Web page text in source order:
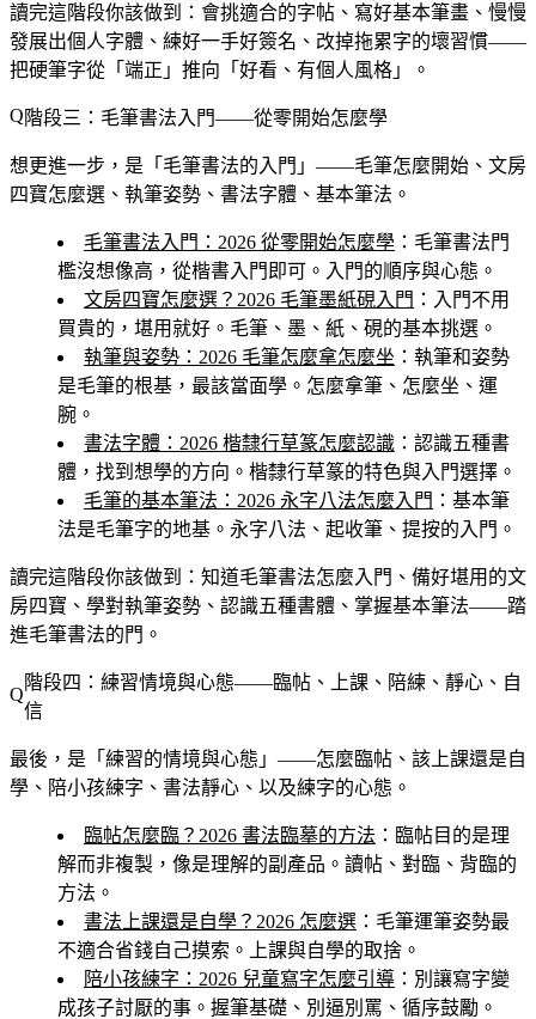
讀完這階段你該做到 ：會挑適合的字帖、寫好基本筆畫、慢慢
發展出個人字體、練好一手好簽名、改掉拖累字的壞習慣——
把硬筆字從「端正」推向「好看、有個人風格」。
階段三：毛筆書法入門——從零開始怎麼學
想更進一步，是「毛筆書法的入門」——毛筆怎麼開始、文房
四寶怎麼選、執筆姿勢、書法字體、基本筆法。
毛筆書法入門：2026 從零開始怎麼學 ：毛筆書法門
檻沒想像高，從楷書入門即可。入門的順序與心態。
文房四寶怎麼選？2026 毛筆墨紙硯入門 ：入門不用
買貴的，堪用就好。毛筆、墨、紙、硯的基本挑選。
執筆與姿勢：2026 毛筆怎麼拿怎麼坐 ：執筆和姿勢
是毛筆的根基，最該當面學。怎麼拿筆、怎麼坐、運
腕。
書法字體：2026 楷隸行草篆怎麼認識 ：認識五種書
體，找到想學的方向。楷隸行草篆的特色與入門選擇。
毛筆的基本筆法：2026 永字八法怎麼入門 ：基本筆
法是毛筆字的地基。永字八法、起收筆、提按的入門。
讀完這階段你該做到 ：知道毛筆書法怎麼入門、備好堪用的文
房四寶、學對執筆姿勢、認識五種書體、掌握基本筆法——踏
進毛筆書法的門。
階段四：練習情境與心態——臨帖、上課、陪練、靜心、自
信
最後，是「練習的情境與心態」——怎麼臨帖、該上課還是自
學、陪小孩練字、書法靜心、以及練字的心態。
臨帖怎麼臨？2026 書法臨摹的方法 ：臨帖目的是理
解而非複製，像是理解的副產品。讀帖、對臨、背臨的
方法。
書法上課還是自學？2026 怎麼選 ：毛筆運筆姿勢最
不適合省錢自己摸索。上課與自學的取捨。
陪小孩練字：2026 兒童寫字怎麼引導 ：別讓寫字變
成孩子討厭的事。握筆基礎、別逼別罵、循序鼓勵。